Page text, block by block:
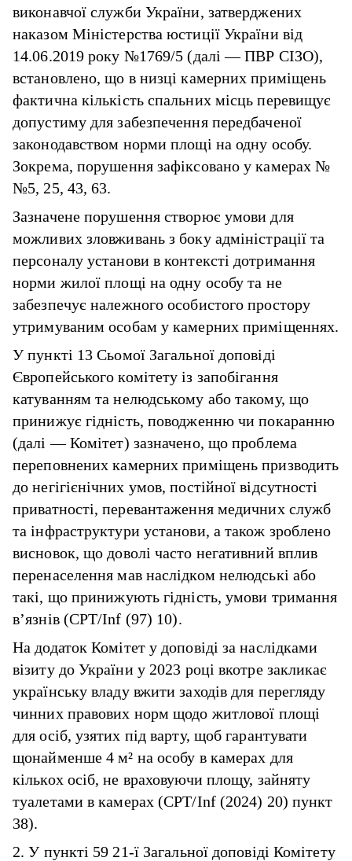
виконавчої служби України, затверджених
наказом Міністерства юстиції України від
14.06.2019 року №1769/5 (далі — ПВР СІЗО),
встановлено, що в низці камерних приміщень
фактична кількість спальних місць перевищує
допустиму для забезпечення передбаченої
законодавством норми площі на одну особу.
Зокрема, порушення зафіксовано у камерах №
№5, 25, 43, 63.
Зазначене порушення створює умови для
можливих зловживань з боку адміністрації та
персоналу установи в контексті дотримання
норми жилої площі на одну особу та не
забезпечує належного особистого простору
утримуваним особам у камерних приміщеннях.
У пункті 13 Сьомої Загальної доповіді
Європейського комітету із запобігання
катуванням та нелюдському або такому, що
принижує гідність, поводженню чи покаранню
(далі — Комітет) зазначено, що проблема
переповнених камерних приміщень призводить
до негігієнічних умов, постійної відсутності
приватності, перевантаження медичних служб
та інфраструктури установи, а також зроблено
висновок, що доволі часто негативний вплив
перенаселення мав наслідком нелюдські або
такі, що принижують гідність, умови тримання
в’язнів (CPT/Inf (97) 10).
На додаток Комітет у доповіді за наслідками
візиту до України у 2023 році вкотре закликає
українську владу вжити заходів для перегляду
чинних правових норм щодо житлової площі
для осіб, узятих під варту, щоб гарантувати
щонайменше 4 м² на особу в камерах для
кількох осіб, не враховуючи площу, зайняту
туалетами в камерах (CPT/Inf (2024) 20) пункт
38).
2. У пункті 59 21-ї Загальної доповіді Комітету